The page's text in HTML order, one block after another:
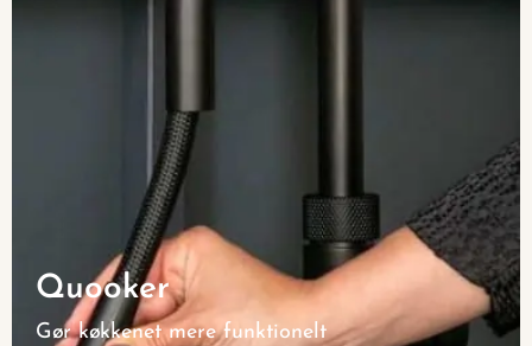
Quooker
Gør køkkenet mere funktionelt